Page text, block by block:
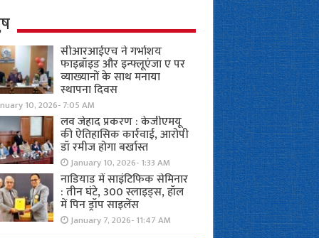
सीआरआईएच ने गर्भाशय
फाइब्रॉइड और इन्फ्लूएंजा ए पर
व्याख्यानों के साथ मनाया
स्थापना दिवस
10, 2026- 7:05 AM
लव जेहाद प्रकरण : केजीएमयू
की ऐतिहासिक कार्रवाई, आरोपी
डॉ रमीज होगा बर्खास्त
January 10, 2026- 1:33 AM
नाडियाड में साइंटिफिक सेमिनार
: तीन घंटे, 300 स्लाइड्स, हॉल
में पिन ड्रॉप साइलेंस
January 7, 2026- 11:47 AM